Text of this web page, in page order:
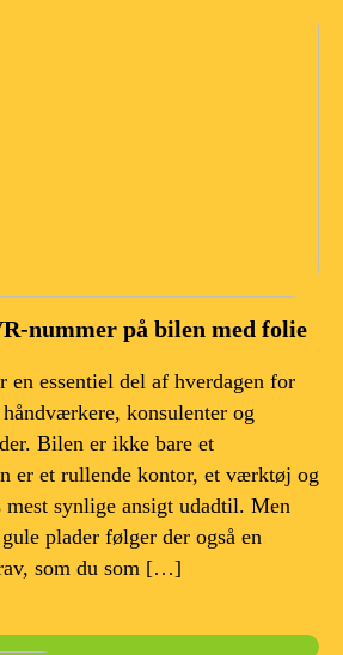
nummer på bilen med folie
essentiel del af hverdagen for
konsulenter og
Bilen er ikke bare et
er et rullende kontor, et værktøj og
mest synlige ansigt udadtil. Men
plader følger der også en
som du som […]